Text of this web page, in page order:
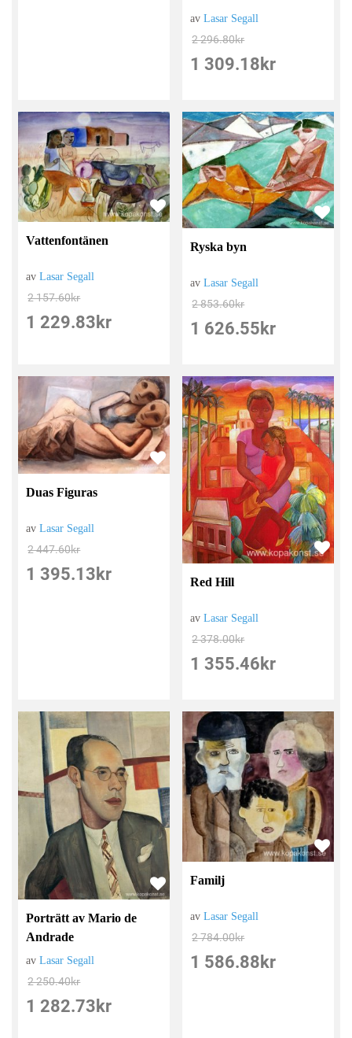
avLasar Segall
2 296.80kr
1 309.18 kr
Vattenfontänen
avLasar Segall
2 157.60kr
1 229.83 kr
Ryska byn
avLasar Segall
2 853.60kr
1 626.55 kr
Duas Figuras
avLasar Segall
2 447.60kr
1 395.13 kr Red Hill
avLasar Segall
2 378.00kr
1 355.46 kr
Porträtt av Mario de
Andrade
avLasar Segall
2 250.40kr
1 282.73 kr
Familj
avLasar Segall
2 784.00kr
1 586.88 kr